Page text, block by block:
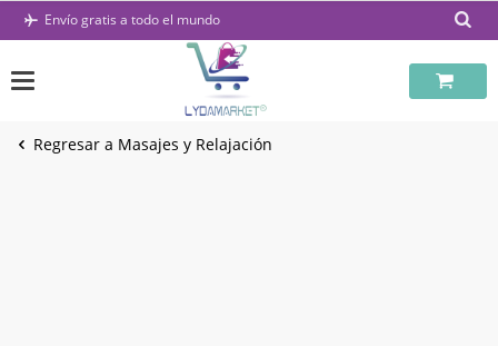
Saltar
Envío gratis a todo el mundo
Regresar a Masajes y Relajación